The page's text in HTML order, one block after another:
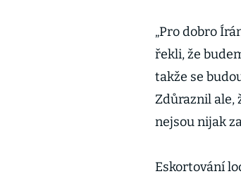
„Pro dobro
řekli, že
takže se
Zdůraznil ale,
nejsou nijak
Eskortování